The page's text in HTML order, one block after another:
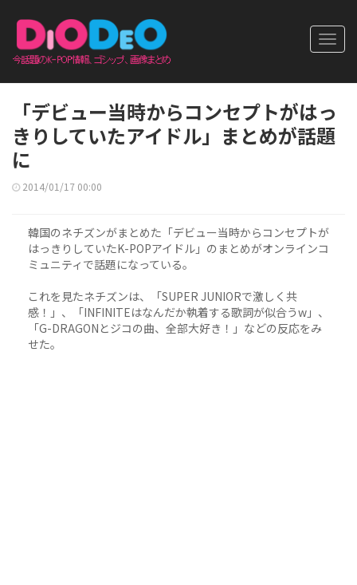
「デビュー当時からコンセプトがはっ
きりしていたアイドル」まとめが話題
に
2014/01/17 00:00
韓国のネチズンがまとめた「デビュー当時からコンセプトが
はっきりしていたK-POPアイドル」のまとめがオンラインコ
ミュニティで話題になっている。
これを見たネチズンは、「SUPER JUNIORで激しく共
感！」、「INFINITEはなんだか執着する歌詞が似合うw」、
「G-DRAGONとジコの曲、全部大好き！」などの反応をみ
せた。